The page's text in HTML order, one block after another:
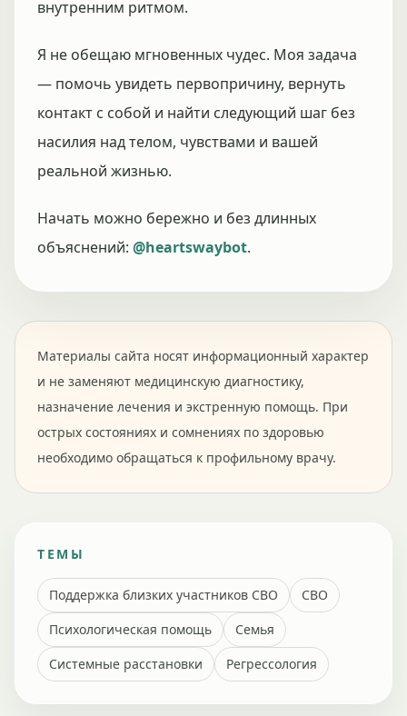
внутренним ритмом.
Я не обещаю мгновенных чудес. Моя задача
— помочь увидеть первопричину, вернуть
контакт с собой и найти следующий шаг без
насилия над телом, чувствами и вашей
реальной жизнью.
Начать можно бережно и без длинных
объяснений: @heartswaybot.
Материалы сайта носят информационный характер
и не заменяют медицинскую диагностику,
назначение лечения и экстренную помощь. При
острых состояниях и сомнениях по здоровью
необходимо обращаться к профильному врачу.
ТЕМЫ
Поддержка близких участников СВО
СВО
Психологическая помощь
Семья
Системные расстановки
Регрессология